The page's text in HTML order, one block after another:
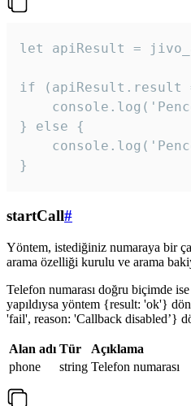
let apiResult =
if (apiResult.result
} else {
}
startCall#
Yöntem, istediğiniz numaraya bir
arama özelliği kurulu ve arama
Telefon numarası doğru biçimde
yapıldıysa yöntem {result: 'ok'}
'fail', reason: 'Callback disabled’}
Alan adı Tür
Açıklama
phone
string Telefon numarası